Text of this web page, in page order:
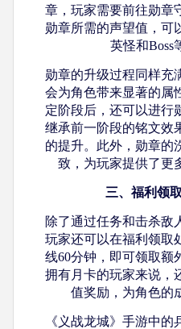
章，玩家需要前往勋章
勋章所需的声望值，可
英怪和Boss
勋章的升级过程同样充
会为角色带来显著的属
定阶段后，还可以进行
继承前一阶段的铭文效
的提升。此外，勋章的
致，为玩家提供了更
三、福利领
除了通过任务和击杀敌
玩家还可以在福利领取
线60分钟，即可领取额
拥有月卡的玩家来说，
值奖励，为角色的
《义战龙城》手游中